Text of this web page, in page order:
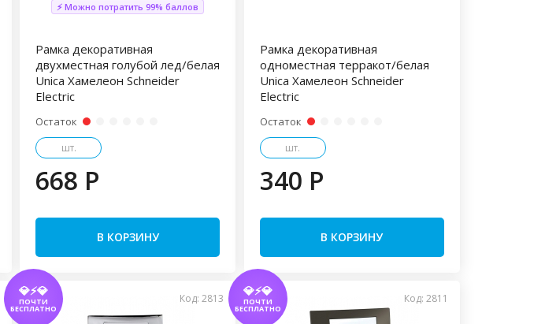
⚡ Можно потратить 99% баллов
Рамка декоративная
двухместная голубой лед/белая
Unica Хамелеон Schneider
Electric
Остаток
шт.
668 P
В КОРЗИНУ
Рамка декоративная
одноместная терракот/белая
Unica Хамелеон Schneider
Electric
Остаток
шт.
340 P
В КОРЗИНУ
💎⚡💎
ПОЧТИ
БЕСПЛАТНО
Код: 2813
💎⚡💎
ПОЧТИ
БЕСПЛАТНО
Код: 2811